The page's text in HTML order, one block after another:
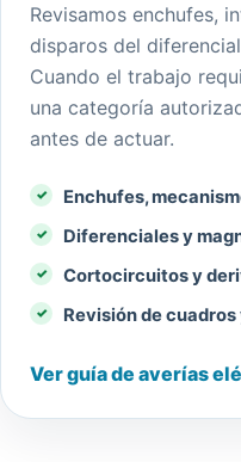
Revisamos enchufes,
disparos del
Cuando el trabajo
una categoría
antes de actuar.
Enchufes,
Diferenciales y
Cortocircuitos y
Revisión de
Ver guía de averías